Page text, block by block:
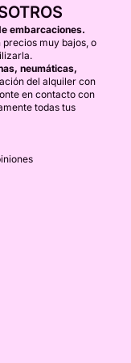
embarcaciones.
muy bajos, o
neumáticas,
del alquiler con
en contacto con
todas tus